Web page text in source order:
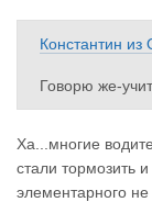
Константин из
Говорю же-
Ха...многие
стали тормозить
элементарного не